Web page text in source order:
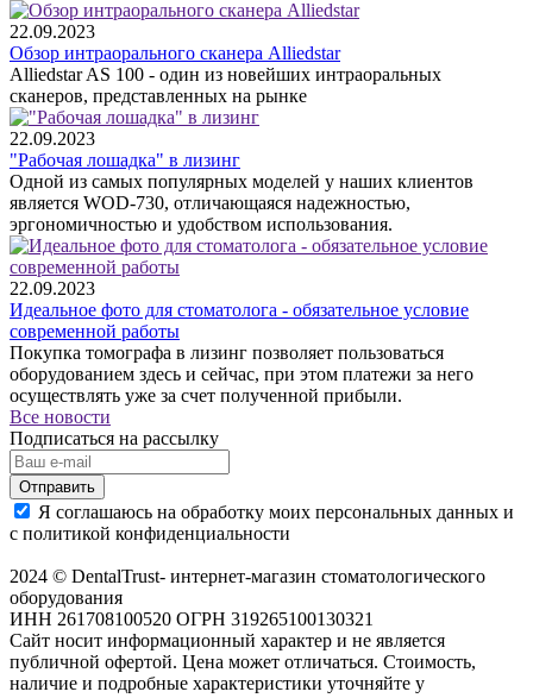
22.09.2023
Обзор интраорального сканера Alliedstar
Alliedstar AS 100 - один из новейших интраоральных
сканеров, представленных на рынке
22.09.2023
"Рабочая лошадка" в лизинг
Одной из самых популярных моделей у наших клиентов
является WOD-730, отличающаяся надежностью,
эргономичностью и удобством использования.
22.09.2023
Идеальное фото для стоматолога - обязательное условие
современной работы
Покупка томографа в лизинг позволяет пользоваться
оборудованием здесь и сейчас, при этом платежи за него
осуществлять уже за счет полученной прибыли.
Все новости
Подписаться на рассылку
Отправить
Я соглашаюсь на обработку моих персональных данных и
с политикой конфиденциальности
2024 © DentalTrust- интернет-магазин стоматологического
оборудования
ИНН 261708100520 ОГРН 319265100130321
Сайт носит информационный характер и не является
публичной офертой. Цена может отличаться. Стоимость,
наличие и подробные характеристики уточняйте у